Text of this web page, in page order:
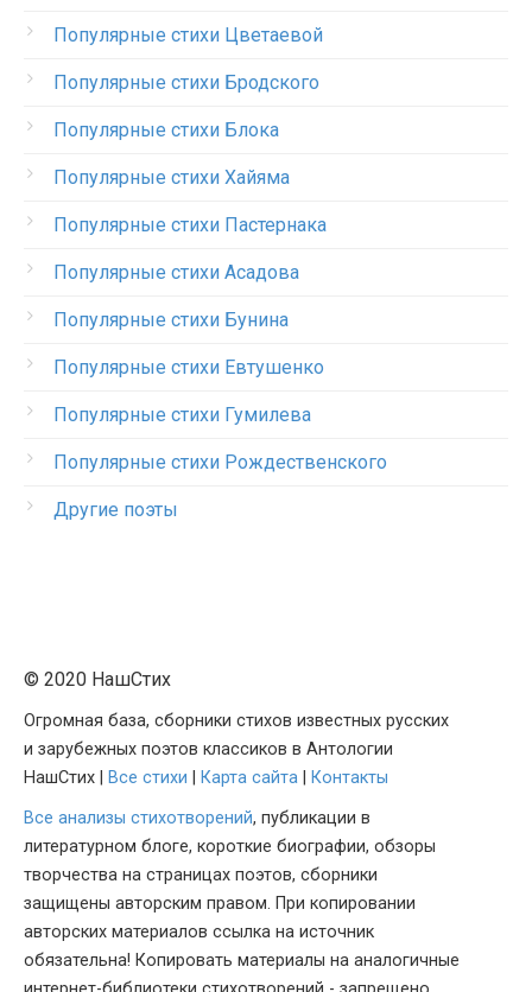
Популярные стихи Цветаевой
Популярные стихи Бродского
Популярные стихи Блока
Популярные стихи Хайяма
Популярные стихи Пастернака
Популярные стихи Асадова
Популярные стихи Бунина
Популярные стихи Евтушенко
Популярные стихи Гумилева
Популярные стихи Рождественского
Другие поэты
© 2020 НашСтих
Огромная база, сборники стихов известных русских
и зарубежных поэтов классиков в Антологии
НашСтих |
Все стихи Карта сайта
Контакты
Все анализы стихотворений, публикации в
литературном блоге, короткие биографии, обзоры
творчества на страницах поэтов, сборники
защищены авторским правом. При копировании
авторских материалов ссылка на источник
обязательна! Копировать материалы на аналогичные